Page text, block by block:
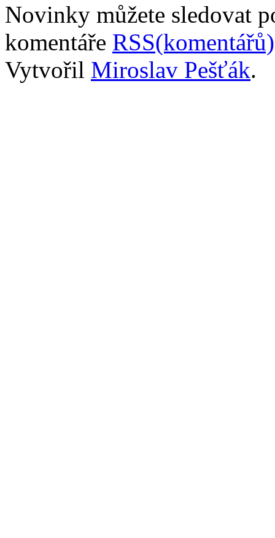
Novinky můžete sledovat
komentáře RSS(komentářů)
Vytvořil Miroslav Pešťák.